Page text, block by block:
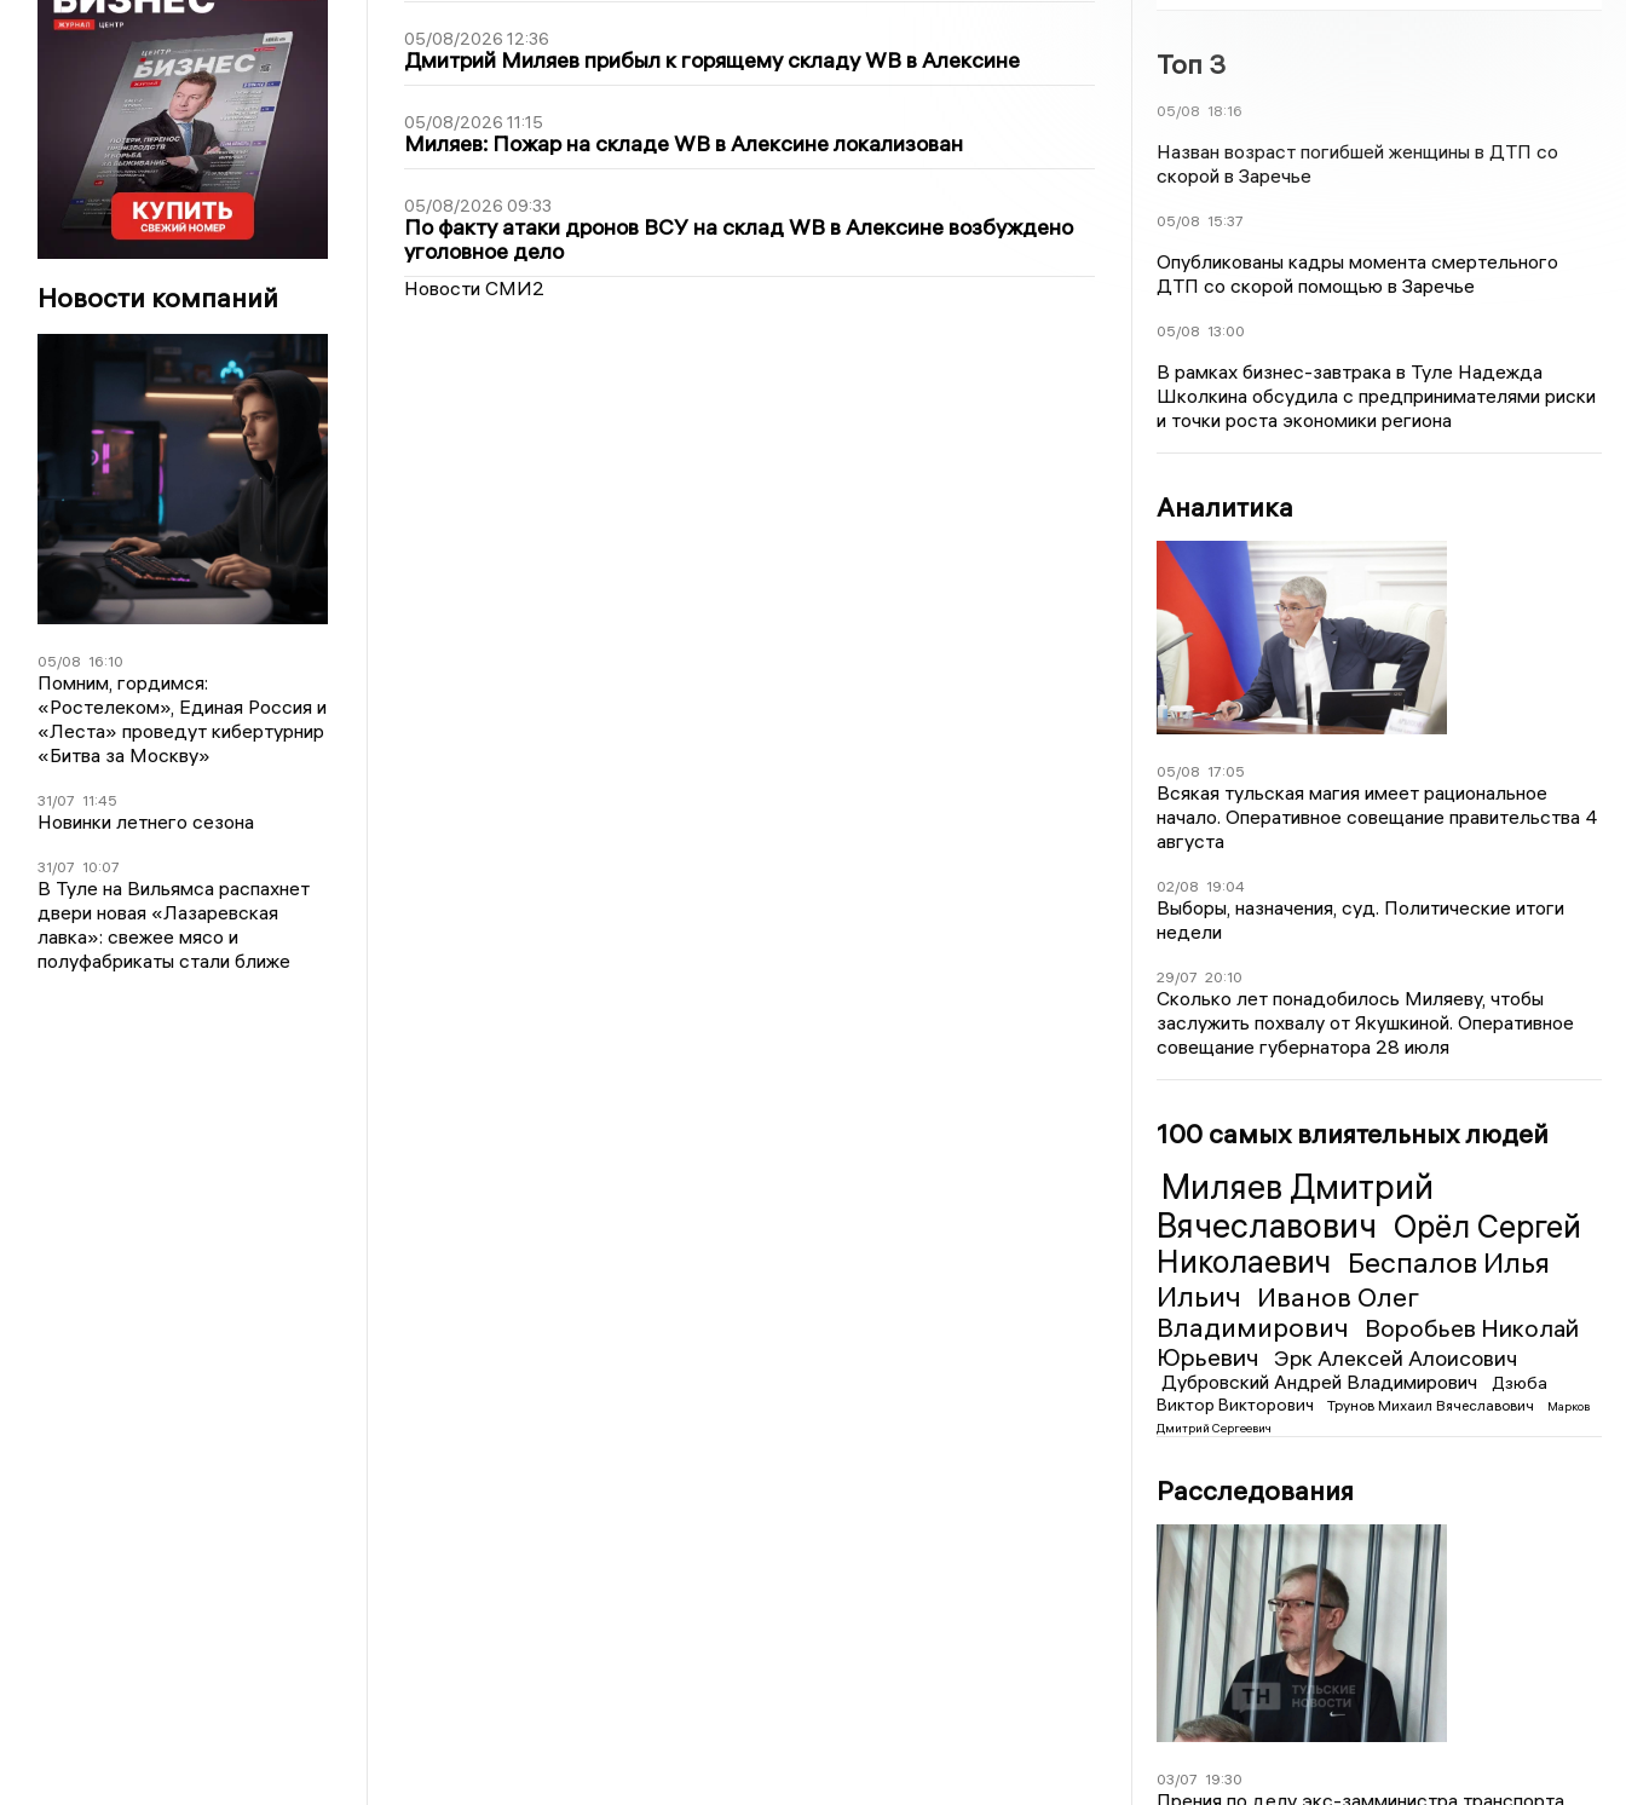
Новости компаний
05/08 16:10
Помним, гордимся:
«Ростелеком», Единая Россия и
«Леста» проведут кибертурнир
«Битва за Москву»
31/07 11:45
Новинки летнего сезона
31/07 10:07
В Туле на Вильямса распахнет
двери новая «Лазаревская
лавка»: свежее мясо и
полуфабрикаты стали ближе
05/08/2026 12:36
Дмитрий Миляев прибыл к горящему складу WB в Алексине
05/08/2026 11:15
Миляев: Пожар на складе WB в Алексине локализован
05/08/2026 09:33
По факту атаки дронов ВСУ на склад WB в Алексине возбуждено
уголовное дело
Новости СМИ2
Топ 3
05/08 18:16
Назван возраст погибшей женщины в ДТП со
скорой в Заречье
05/08 15:37
Опубликованы кадры момента смертельного
ДТП со скорой помощью в Заречье
05/08 13:00
В рамках бизнес-завтрака в Туле Надежда
Школкина обсудила с предпринимателями риски
и точки роста экономики региона
Аналитика
05/08 17:05
Всякая тульская магия имеет рациональное
начало. Оперативное совещание правительства 4
августа
02/08 19:04
Выборы, назначения, суд. Политические итоги
недели
29/07 20:10
Сколько лет понадобилось Миляеву, чтобы
заслужить похвалу от Якушкиной. Оперативное
совещание губернатора 28 июля
100 самых влиятельных людей
Миляев Дмитрий
Вячеславович Орёл Сергей
Николаевич Беспалов Илья
Ильич
Иванов Олег
Владимирович
Воробьев Николай
Юрьевич
Эрк Алексей Алоисович
Дубровский Андрей Владимирович
Дзюба
Виктор Викторович
Трунов Михаил Вячеславович
Марков
Дмитрий Сергеевич
Расследования
03/07 19:30
Прения по делу экс-замминистра транспорта